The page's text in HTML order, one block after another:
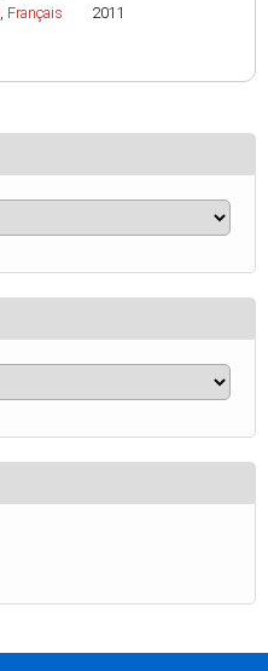
, Français
2011